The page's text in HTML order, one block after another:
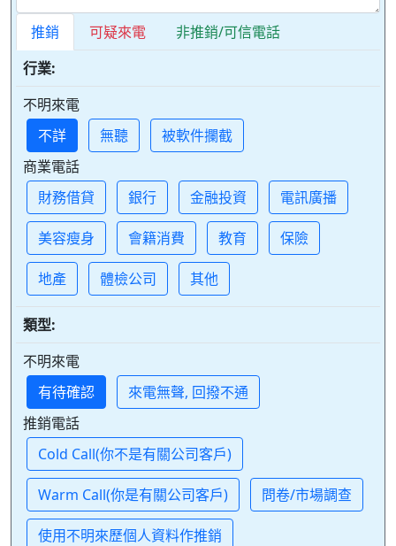
推銷 可疑來電
非推銷/可信電話
行業:
不明來電
不詳
無聽
被軟件攔截
商業電話
財務借貸
銀行 金融投資 電訊廣播
美容瘦身 會籍消費 教育 保險
地產 體檢公司 其他
類型:
不明來電
有待確認
來電無聲, 回撥不通
推銷電話
Cold Call(你不是有關公司客戶)
Warm Call(你是有關公司客戶) 問卷/市場調查
使用不明來歷個人資料作推銷